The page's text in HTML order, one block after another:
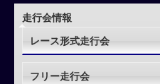
走行会情報
レース形式走行会
フリー走行会